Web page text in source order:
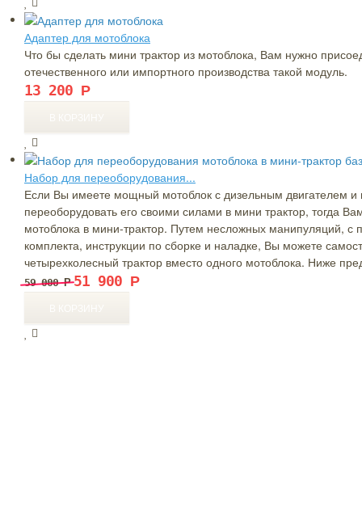
Адаптер для мотоблока
Что бы сделать мини трактор из мотоблока, Вам нужно
отечественного или импортного производства такой модуль.
13 200 Р
Набор для переоборудования...
Если Вы имеете мощный мотоблок с дизельным двигателем
переоборудовать его своими силами в мини трактор, тогда
мотоблока в мини-трактор. Путем несложных манипуляций, с
комплекта, инструкции по сборке и наладке, Вы можете
четырехколесный трактор вместо одного мотоблока. Ниже
59 000Р 51 900 Р